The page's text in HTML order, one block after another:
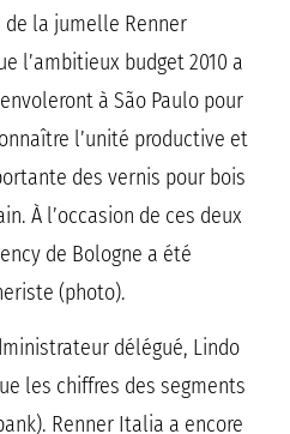
la jumelle Renner
l’ambitieux budget 2010 a
à São Paulo pour
l’unité productive et
des vernis pour bois
À l’occasion de ces deux
de Bologne a été
(photo).
délégué, Lindo
les chiffres des segments
Renner Italia a encore